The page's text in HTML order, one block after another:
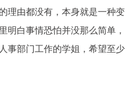
理由都没有，本身就是一种变
明白事情恐怕并没那么简单，
事部门工作的学姐，希望至少